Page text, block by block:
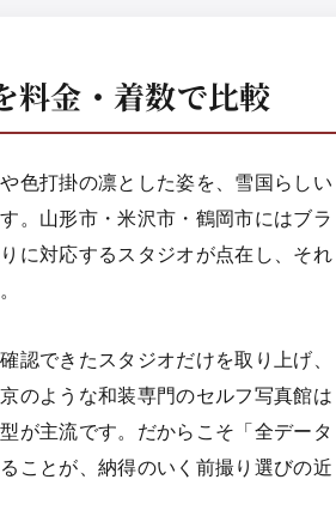
料金・着数で比較
色打掛の凛とした姿を、雪国らしい
。山形市・米沢市・鶴岡市にはブラ
に対応するスタジオが点在し、それ
認できたスタジオだけを取り上げ、
のような和装専門のセルフ写真館は
が主流です。だからこそ「全データ
ことが、納得のいく前撮り選びの近